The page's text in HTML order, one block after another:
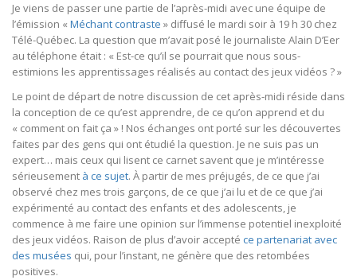
Je viens de passer une partie de l’après-midi avec une équipe de
l’émission « Méchant contraste » diffusé le mardi soir à 19 h 30 chez
Télé-Québec. La question que m’avait posé le journaliste Alain D’Eer
au téléphone était : « Est-ce qu’il se pourrait que nous sous-
estimions les apprentissages réalisés au contact des jeux vidéos ? »
Le point de départ de notre discussion de cet après-midi réside dans
la conception de ce qu’est apprendre, de ce qu’on apprend et du
« comment on fait ça » ! Nos échanges ont porté sur les découvertes
faites par des gens qui ont étudié la question. Je ne suis pas un
expert… mais ceux qui lisent ce carnet savent que je m’intéresse
sérieusement à ce sujet. À partir de mes préjugés, de ce que j’ai
observé chez mes trois garçons, de ce que j’ai lu et de ce que j’ai
expérimenté au contact des enfants et des adolescents, je
commence à me faire une opinion sur l’immense potentiel inexploité
des jeux vidéos. Raison de plus d’avoir accepté ce partenariat avec
des musées qui, pour l’instant, ne génère que des retombées
positives.